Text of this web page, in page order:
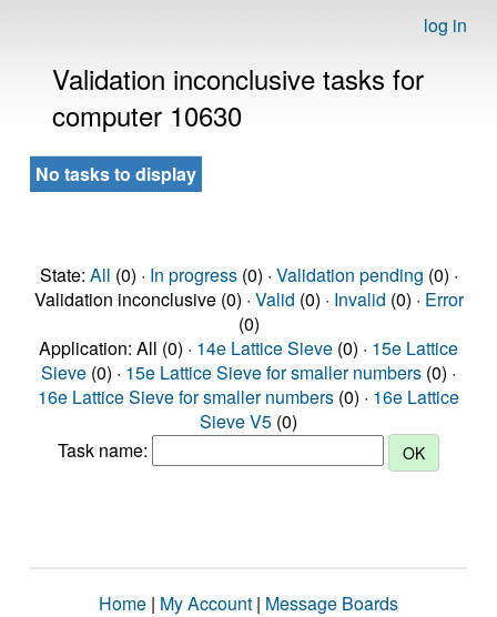
log in
Validation inconclusive tasks for
computer 10630
No tasks to display
State: All (0) · In progress(0) · Validation pending (0) ·
Validation inconclusive (0) · Valid (0) · Invalid (0) · Error
(0)
Application: All (0) · 14e Lattice Sieve (0) · 15e Lattice
Sieve (0) · 15e Lattice Sieve for smaller numbers (0) ·
16e Lattice Sieve for smaller numbers (0) · 16e Lattice
Sieve V5 (0)
Task name:
Home | My Account | Message Boards